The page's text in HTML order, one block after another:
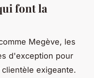
font la
Megève, les
d'exception pour
exigeante.